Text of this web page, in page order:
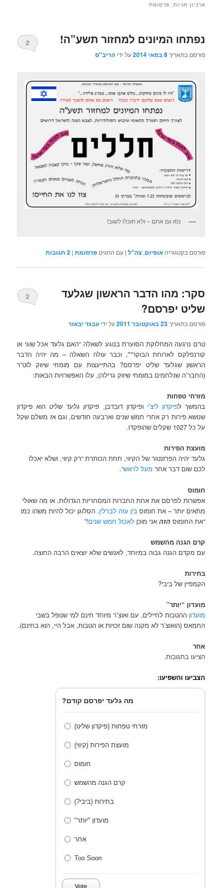
ארכיון תגיות: פרסומת
נפתחו המיונים למחזור תשע”ה!
פורסם בתאריך8 במאי 2014 על ידיהריב"ס
2
נסו גם אתם – ולא תוכלו לשוב!
פורסם בקטגוריה אופיום,צה"ל |עם התגים פרסומת |
2 תגובות
סקר: מהו הדבר הראשון שגלעד
שליט יפרסם?
פורסם בתאריך23 באוקטובר 2011 על ידיעבגד יבאור
2
טרם נרגעה המחלוקת הסוערת בנוגע לשאלה “האם גלעד אכל שוגי או
קורנפלקס לארוחת הבוקר”*, וכבר עולה השאלה – מה יהיה הדבר
הראשון שגלעד שליט יפרסם? בהתייעצות עם מומחי שיווק לוט”ר
(החבר’ה שנלחמים במומחי שיווק גרילה), עלו האפשרויות הבאות:
מזרחי טפחות
בהמשך לפיקדון ליצ’י ופיקדון דובדבן, פיקדון גלעד שליט הוא פיקדון
שנושא פירות רק אחרי חמש שנים וארבעה חודשים, וגם אז משלם שקל
על כל 1027 שקלים שהופקדו.
מועצת הפירות
גלעד יהיה הפרזנטור של הקיווי, תחת הכותרת “רק קיווי, ושלא יאכלו
לכם שום דבר אחר מעל לראש“.
חומוס
אפשרות לפרסם את אחת החברות המסחריות הגדולות, או מה שאולי
מתאים יותר – את חומוס בין עזה לברלין. הסלוגן יכול להיות משהו כמו
“את החומוס הזה אני מוכןלאכול חמש שנים!”
קרם הגנה מהשמש
עם מקדם הגנה גבוה במיוחד, לאנשים שלא יוצאים הרבה החוצה.
בחירות
הקמפיין של ביבי?
מועדון “יותר”
מועדון ההטבות לחיילים, עם ואוצ’ר מיוחד חינם למי שנופל בשבי
החמאס (הואוצ’ר לא מקנה שום זכויות או הטבות, אבל היי, הוא בחינם).
אחר
הציעו בתגובות.
הצביעו והשפיעו:
מה גלעד יפרסם קודם?
מזרחי טפחות (פיקדון שליט)
מועצת הפירות (קיווי)
חומוס
קרם הגנה מהשמש
בחירות (ביבי?)
מועדון "יותר"
אחר
Too Soon
Vote